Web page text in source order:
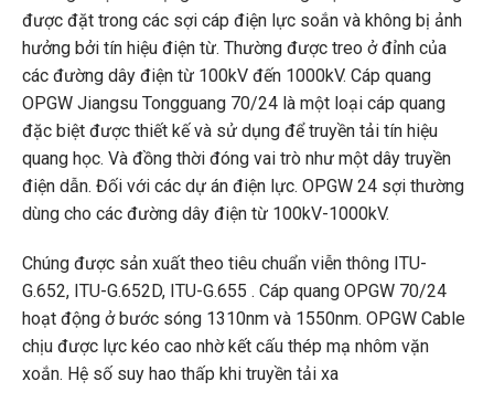
được đặt trong các sợi cáp điện lực soắn và không bị ảnh
hưởng bởi tín hiệu điện từ. Thường được treo ở đỉnh của
các đường dây điện từ 100kV đến 1000kV. Cáp quang
OPGW Jiangsu Tongguang 70/24 là một loại cáp quang
đặc biệt được thiết kế và sử dụng để truyền tải tín hiệu
quang học. Và đồng thời đóng vai trò như một dây truyền
điện dẫn. Đối với các dự án điện lực. OPGW 24 sợi thường
dùng cho các đường dây điện từ 100kV-1000kV.
Chúng được sản xuất theo tiêu chuẩn viễn thông ITU-
G.652, ITU-G.652D, ITU-G.655 . Cáp quang OPGW 70/24
hoạt động ở bước sóng 1310nm và 1550nm. OPGW Cable
chịu được lực kéo cao nhờ kết cấu thép mạ nhôm vặn
xoắn. Hệ số suy hao thấp khi truyền tải xa